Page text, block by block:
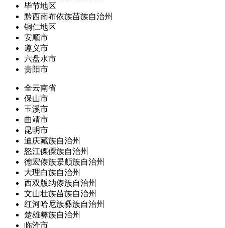
毕节地区
黔西南布依族苗族自治州
铜仁地区
安顺市
遵义市
六盘水市
贵阳市
全云南省
保山市
玉溪市
曲靖市
昆明市
迪庆藏族自治州
怒江傈僳族自治州
德宏傣族景颇族自治州
大理白族自治州
西双版纳傣族自治州
文山壮族苗族自治州
红河哈尼族彝族自治州
楚雄彝族自治州
临沧市